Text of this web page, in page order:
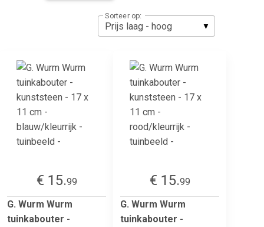
Sorteer op:
€ 15.99
G. Wurm Wurm
tuinkabouter -
€ 15.99
G. Wurm Wurm
tuinkabouter -